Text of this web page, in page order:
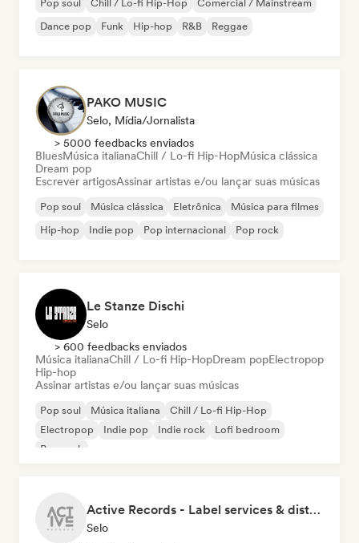
Pop soul Chill / Lo-fi Hip-Hop
Comercial / Mainstream
Dance pop
Funk Hip-hop R&B Reggae
PAKO MUSIC
Selo, Mídia/Jornalista
> 5000 feedbacks enviados
BluesMúsica italianaChill / Lo-fi Hip-HopMúsica clássica
Dream pop
Escrever artigosAssinar artistas e/ou lançar suas músicas
Pop soul Música clássica Eletrônica
Música para filmes
Hip-hop
Indie pop Pop internacional Pop rock
Le Stanze Dischi
Selo
> 600 feedbacks enviados
Música italianaChill / Lo-fi Hip-HopDream popElectropop
Hip-hop
Assinar artistas e/ou lançar suas músicas
Pop soul Música italiana
Chill / Lo-fi Hip-Hop
Electropop
Indie pop Indie rock
Lofi bedroom
Pop rock
Active Records - Label services & distribution
Selo